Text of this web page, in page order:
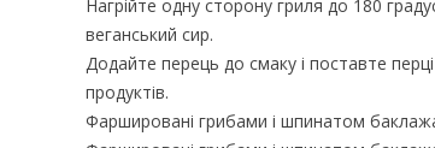
Нагрійте одну сторону гриля до 180
веганський сир.
Додайте перець до смаку і поставте
продуктів.
Фаршировані грибами і шпинатом